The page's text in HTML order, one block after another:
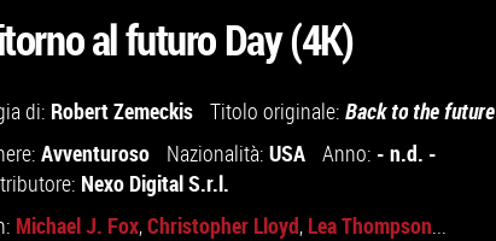
al futuro Day (4K)
di: Robert Zemeckis Titolo originale: Back to the future
Avventuroso Nazionalità: USA Anno: - n.d. -
Nexo Digital S.r.l.
Michael J. Fox,Christopher Lloyd, Lea Thompson...